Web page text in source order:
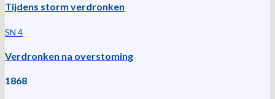
Tijdens storm verdronken
SN 4
Verdronken na overstoming
1868